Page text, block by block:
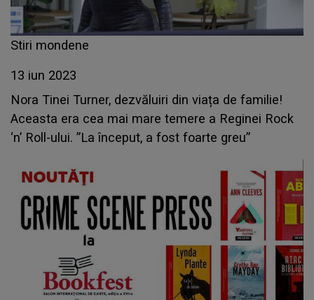
Stiri mondene
13 iun 2023
Nora Tinei Turner, dezvăluiri din viața de familie!
Aceasta era cea mai mare temere a Reginei Rock
‘n’ Roll-ului. ”La început, a fost foarte greu”